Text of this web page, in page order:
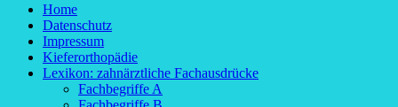
Home
Datenschutz
Impressum
Kieferorthopädie
Lexikon: zahnärztliche Fachausdrücke
Fachbegriffe A